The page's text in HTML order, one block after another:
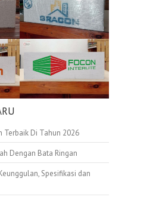
Terbaik Di Tahun 2026
Dengan Bata Ringan
Spesifikasi dan